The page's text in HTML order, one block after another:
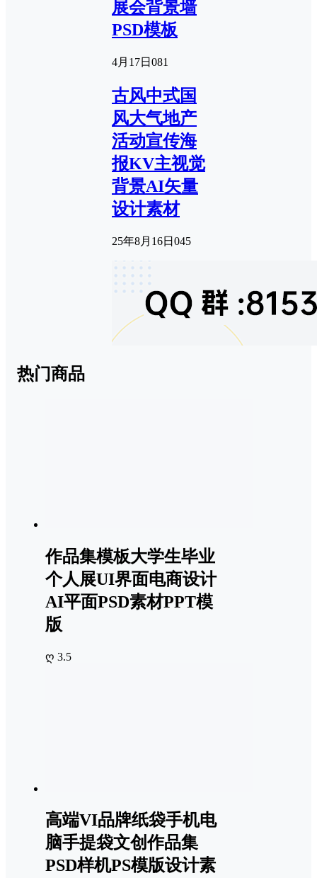
展会背景墙
PSD模板
4月17日 081
古风中式国
风大气地产
活动宣传海
报KV主视觉
背景AI矢量
设计素材
25年8月16日 045
热门商品
作品集模板大学生毕业
个人展UI界面电商设计
AI平面PSD素材PPT模
版
ღ 3.5
高端VI品牌纸袋手机电
脑手提袋文创作品集
PSD样机PS模版设计素